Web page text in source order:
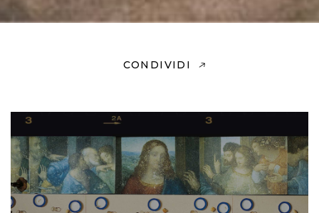
CONDIVIDI